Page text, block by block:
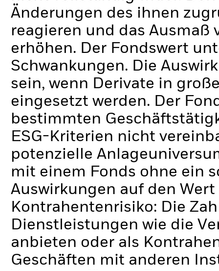
Änderungen des ihnen
reagieren und das Ausmaß
erhöhen. Der Fondswert
Schwankungen. Die
sein, wenn Derivate in
eingesetzt werden. Der
bestimmten
ESG-Kriterien nicht
potenzielle
mit einem Fonds ohne ein
Auswirkungen auf den
Kontrahentenrisiko: Die
Dienstleistungen wie die
anbieten oder als
Geschäften mit anderen